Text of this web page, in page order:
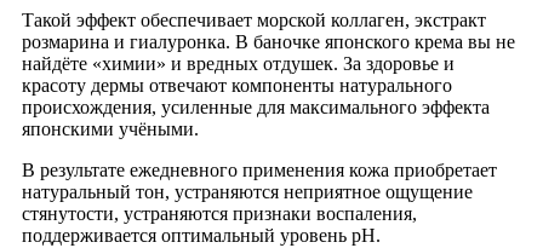
Такой эффект обеспечивает морской коллаген, экстракт
розмарина и гиалуронка. В баночке японского крема вы не
найдёте «химии» и вредных отдушек. За здоровье и
красоту дермы отвечают компоненты натурального
происхождения, усиленные для максимального эффекта
японскими учёными.
В результате ежедневного применения кожа приобретает
натуральный тон, устраняются неприятное ощущение
стянутости, устраняются признаки воспаления,
поддерживается оптимальный уровень pH.